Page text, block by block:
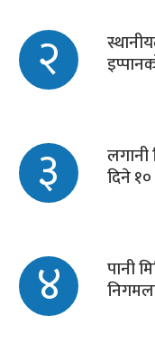
२
३ दिने
४ पानी